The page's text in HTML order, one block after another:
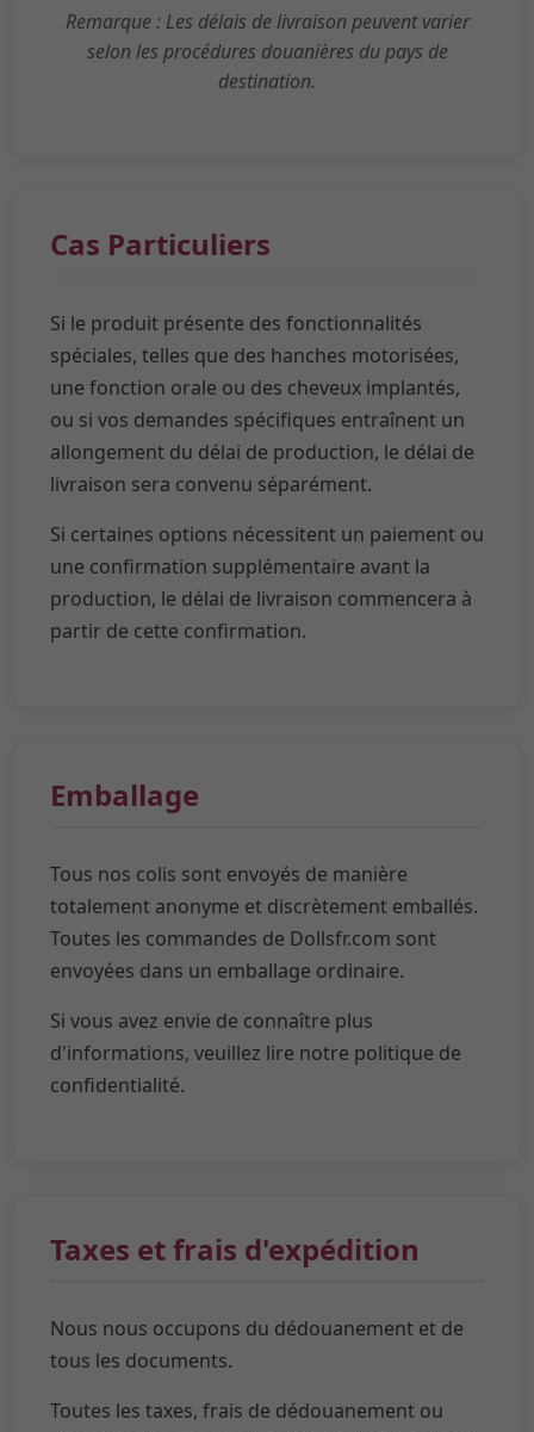
Remarque : Les délais de livraison peuvent varier
selon les procédures douanières du pays de
destination.
Cas Particuliers
Si le produit présente des fonctionnalités
spéciales, telles que des hanches motorisées,
une fonction orale ou des cheveux implantés,
ou si vos demandes spécifiques entraînent un
allongement du délai de production, le délai de
livraison sera convenu séparément.
Si certaines options nécessitent un paiement ou
une confirmation supplémentaire avant la
production, le délai de livraison commencera à
partir de cette confirmation.
Emballage
Tous nos colis sont envoyés de manière
totalement anonyme et discrètement emballés.
Toutes les commandes de Dollsfr.com sont
envoyées dans un emballage ordinaire.
Si vous avez envie de connaître plus
d'informations, veuillez lire notre politique de
confidentialité.
Taxes et frais d'expédition
Nous nous occupons du dédouanement et de
tous les documents.
Toutes les taxes, frais de dédouanement ou